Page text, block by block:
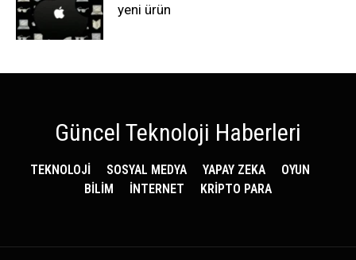
yeni ürün
Güncel Teknoloji Haberleri
TEKNOLOJİ SOSYAL MEDYA YAPAY ZEKA
OYUN
BİLİM
İNTERNET KRİPTO PARA